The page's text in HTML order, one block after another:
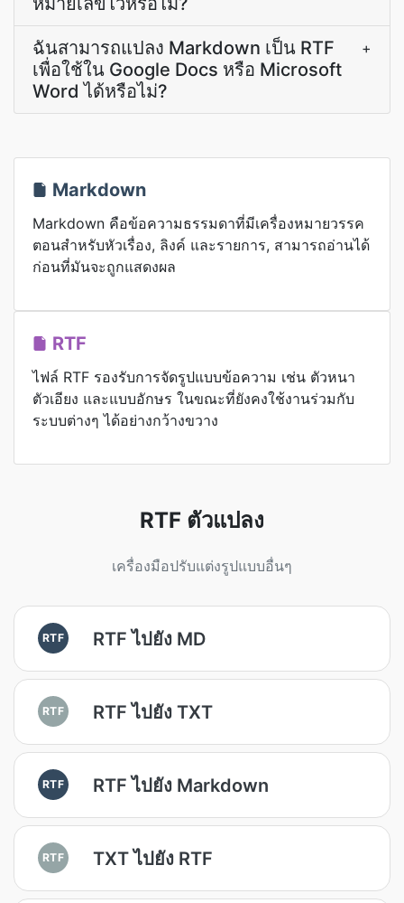
ฉันสามารถแปลง Markdown เป็น RTF
เพื่อใช้ใน Google Docs หรือ Microsoft
Word ได้หรือไม่?
+
Markdown
Markdown คือข้อความธรรมดาที่มีเครื่องหมายวรรค
ตอนสำหรับหัวเรื่อง, ลิงค์ และรายการ, สามารถอ่านได้
ก่อนที่มันจะถูกแสดงผล
RTF
ไฟล์ RTF รองรับการจัดรูปแบบข้อความ เช่น ตัวหนา
ตัวเอียง และแบบอักษร ในขณะที่ยังคงใช้งานร่วมกับ
ระบบต่างๆ ได้อย่างกว้างขวาง
RTF ตัวแปลง
เครื่องมือปรับแต่งรูปแบบอื่นๆ
RTF RTF ไปยัง MD
RTF RTF ไปยัง TXT
RTF RTF ไปยัง Markdown
RTF TXT ไปยัง RTF